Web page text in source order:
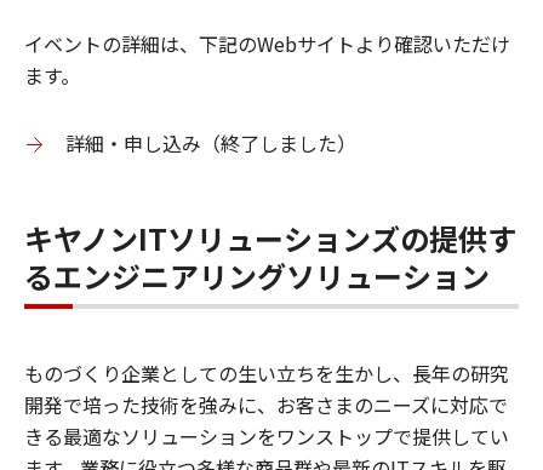
イベントの詳細は、下記のWebサイトより確認いただけ
ます。
詳細・申し込み（終了しました）
キヤノンITソリューションズの提供す
るエンジニアリングソリューション
ものづくり企業としての生い立ちを生かし、長年の研究
開発で培った技術を強みに、お客さまのニーズに対応で
きる最適なソリューションをワンストップで提供してい